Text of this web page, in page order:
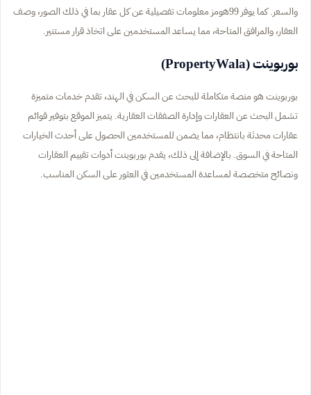
والسعر. كما يوفر 99هومز معلومات تفصيلية عن كل عقار بما في ذلك الصور، وصف
العقار، والمرافق المتاحة، مما يساعد المستخدمين على اتخاذ قرار مستنير.
بوربوينت (PropertyWala)
بوربوينت هو منصة متكاملة للبحث عن السكن في الهند، تقدم خدمات متميزة
تشمل البحث عن العقارات وإدارة الصفقات العقارية. يتميز الموقع بتوفير قوائم
عقارات محدثة بانتظام، مما يضمن للمستخدمين الحصول على أحدث الخيارات
المتاحة في السوق. بالإضافة إلى ذلك، يقدم بوربوينت أدوات تقييم العقارات
ونصائح متخصصة لمساعدة المستخدمين في العثور على السكن المناسب.